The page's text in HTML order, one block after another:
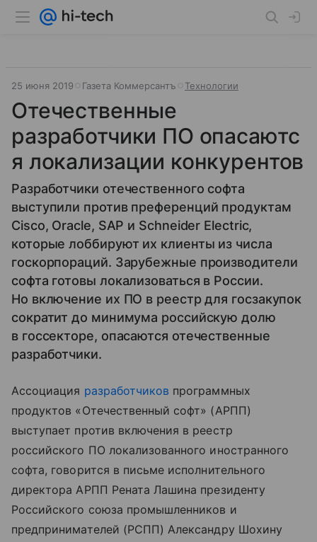
25 июня 2019 Газета Коммерсантъ Технологии
Отечественные
разработчики ПО опасаютс
я локализации конкурентов
Разработчики отечественного софта
выступили против преференций продуктам
Cisco, Oracle, SAP и Schneider Electric,
которые лоббируют их клиенты из числа
госкорпораций. Зарубежные производители
софта готовы локализоваться в России.
Но включение их ПО в реестр для госзакупок
сократит до минимума российскую долю
в госсекторе, опасаются отечественные
разработчики.
Ассоциация разработчиков программных
продуктов «Отечественный софт» (АРПП)
выступает против включения в реестр
российского ПО локализованного иностранного
софта, говорится в письме исполнительного
директора АРПП Рената Лашина президенту
Российского союза промышленников и
предпринимателей (РСПП) Александру Шохину